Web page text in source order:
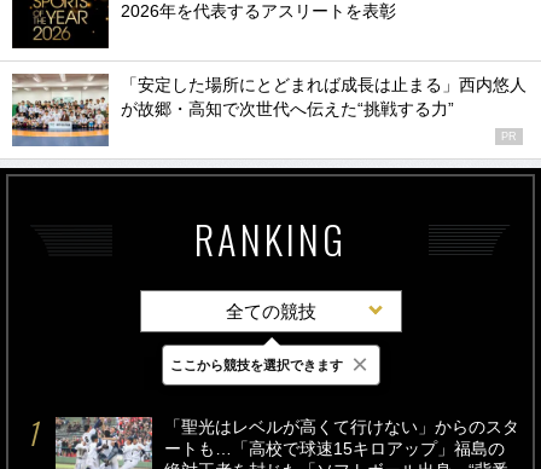
2026年を代表するアスリートを表彰
「安定した場所にとどまれば成長は止まる」西内悠人
が故郷・高知で次世代へ伝えた“挑戦する力”
PR
RANKING
全ての競技
最新 24時間 週間
「聖光はレベルが高くて行けない」からのスタ
ートも…「高校で球速15キロアップ」福島の
ここから競技を選択できます ×